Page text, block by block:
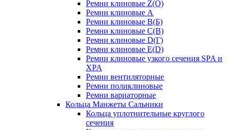
Ремни клиновые Z(О)
Ремни клиновые A
Ремни клиновые B(Б)
Ремни клиновые C(В)
Ремни клиновые D(Г)
Ремни клиновые Е(D)
Ремни клиновые узкого сечения SPA и
XPA
Ремни вентиляторные
Ремни поликлиновые
Ремни вариаторные
Кольца Манжеты Сальники
Кольца уплотнительные круглого
сечения